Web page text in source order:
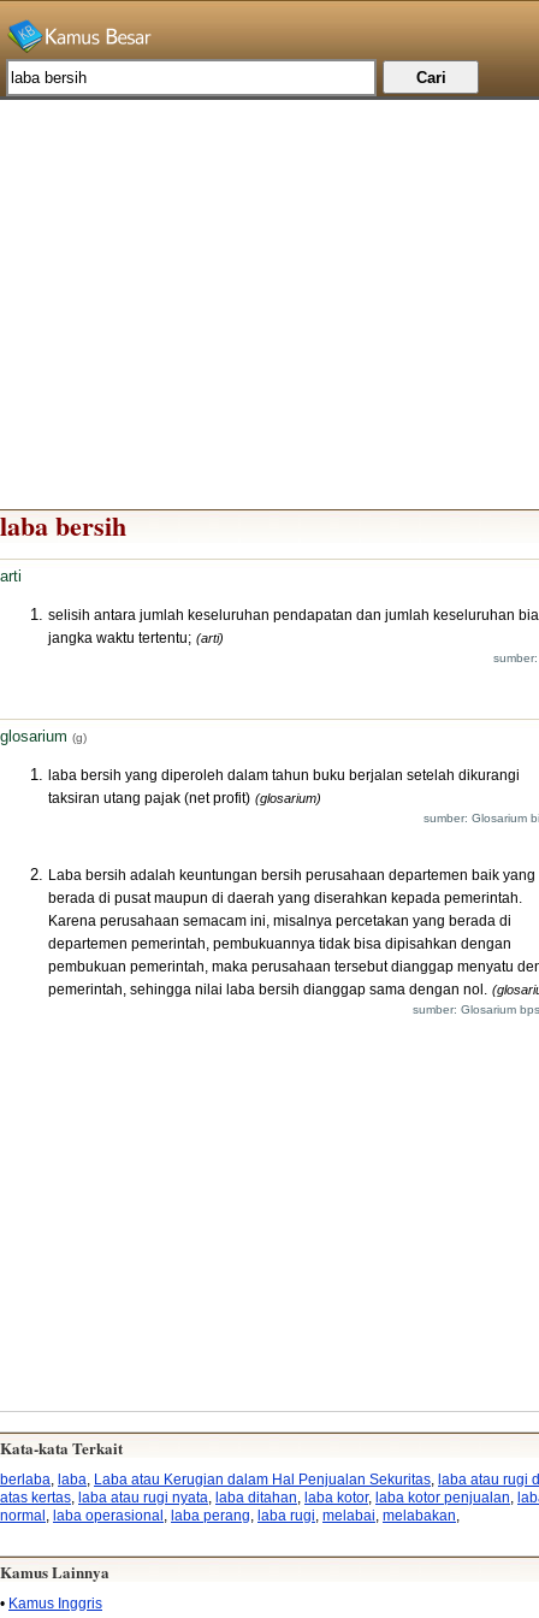
laba bersih
arti
selisih antara jumlah keseluruhan pendapatan dan jumlah keseluruhan
jangka waktu tertentu; (arti)
glosarium (g)
laba bersih yang diperoleh dalam tahun buku berjalan setelah dikurangi
taksiran utang pajak (net profit) (glosarium)
sumber: Glosarium
Laba bersih adalah keuntungan bersih perusahaan departemen baik yang
berada di pusat maupun di daerah yang diserahkan kepada pemerintah.
Karena perusahaan semacam ini, misalnya percetakan yang berada di
departemen pemerintah, pembukuannya tidak bisa dipisahkan dengan
pembukuan pemerintah, maka perusahaan tersebut dianggap menyatu
pemerintah, sehingga nilai laba bersih dianggap sama dengan nol.
sumber: Glosarium
Kata-kata Terkait
berlaba laba Laba atau Kerugian dalam Hal Penjualan Sekuritas laba atau rugi
atas kertas laba atau rugi nyata laba ditahan laba kotor, laba kotor penjualan
normal laba operasional laba perang laba rugi melabai melabakan
Kamus Lainnya
• Kamus Inggris